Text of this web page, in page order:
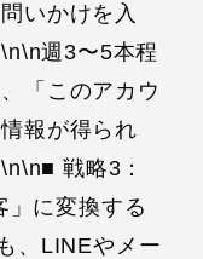
いかけを入
週3〜5本程
「このアカウ
報が得られ
戦略3：
」に変換する
、LINEやメー